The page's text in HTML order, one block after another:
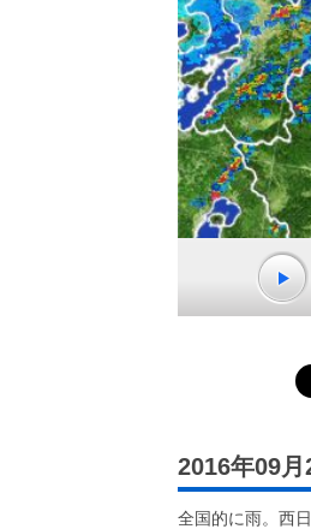
2016年09
全国的に雨。西